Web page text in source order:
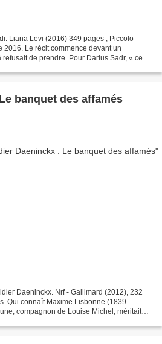
Liana Levi (2016) 349 pages ; Piccolo
2016. Le récit commence devant un
de prendre. Pour Darius Sadr, « ce
banquet des affamés
Daeninckx. Nrf - Gallimard (2012), 232
Qui connaît Maxime Lisbonne (1839 –
compagnon de Louise Michel, méritait